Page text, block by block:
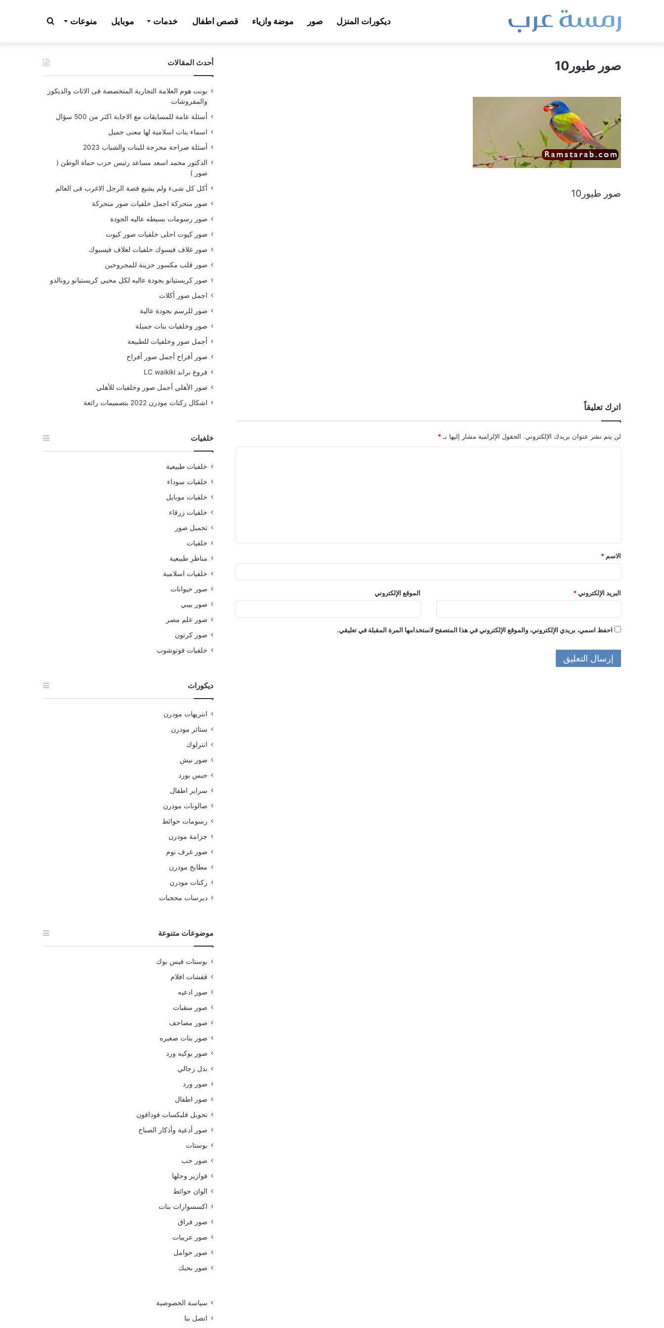
ديكورات المنزل صور موضة وازياء قصص اطفال خدمات موبايل منوعات بحث
عن صور طيور10
صور طيور10
اترك تعليقاً
لن يتم نشر عنوان بريدك الإلكتروني. الحقول الإلزامية مشار إليها بـ *
ق
*
الاسم *
البريد الإلكتروني * الموقع الإلكتروني
احفظ اسمي، بريدي الإلكتروني، والموقع الإلكتروني في هذا المتصفح لاستخدامها المرة المقبلة في تعليقي.
أحدث المقالات
بونت هوم العلامة التجارية المتخصصة فى الاثاث والديكور
والمفروشات
أسئلة عامة للمسابقات مع الاجابة اكثر من 500 سؤال
اسماء بنات اسلامية لها معنى جميل
أسئلة صراحة محرجة للبنات والشباب 2023
الدكتور محمد اسعد مساعد رئيس حزب حماة الوطن (
صور )
أكل كل شىء ولم يشبع قصة الرجل الاغرب فى العالم
صور متحركة اجمل خلفيات صور متحركة
صور رسومات بسيطه عاليه الجودة
صور كيوت احلى خلفيات صور كيوت
صور غلاف فيسوك خلفيات لغلاف فيسبوك
صور قلب مكسور حزينة للمجروحين
صور كريستيانو بجودة عاليه لكل محبي كريستيانو رونالدو
اجمل صور أكلات
صور للرسم بجودة عالية
صور وخلفيات بنات جميلة
أجمل صور وخلفيات للطبيعة
صور أفراح أجمل صور أفراح
فروع براند LC waikiki
صور الأهلي أجمل صور وخلفيات للأهلي
اشكال ركنات مودرن 2022 بتصميمات رائعة
خلفيات
خلفيات طبيعية
خلفيات سوداء
خلفيات موبايل
خلفيات زرقاء
تحميل صور
خلفيات
مناظر طبيعية
خلفيات اسلامية
صور حيوانات
صور بيبي
صور علم مصر
صور كرتون
خلفيات فوتوشوب
ديكورات
انتريهات مودرن
ستائر مودرن
انترلوك
صور نيش
جبس بورد
سراير اطفال
صالونات مودرن
رسومات حوائط
جزامة مودرن
صور غرف نوم
مطابخ مودرن
ركنات مودرن
ديرسات محجبات
موضوعات متنوعة
بوستات فيس بوك
قفشات افلام
صور ادعيه
صور منقبات
صور مصاحف
صور بنات صغيره
صور بوكيه ورد
بدل رجالي
صور ورد
صور اطفال
تحويل فليكسات فودافون
صور أدعية وأذكار الصباح
بوستات
صور حب
فوازير وحلها
الوان حوائط
اكسسوارات بنات
صور فراق
صور عربيات
صور حوامل
صور بحبك
سياسة الخصوصية
اتصل بنا